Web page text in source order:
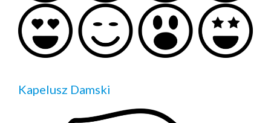
Kapelusz Damski